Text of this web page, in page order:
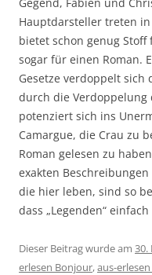
Hauptdarsteller treten
bietet schon genug
sogar für einen Roman.
Gesetze verdoppelt sich
durch die
potenziert sich ins
Camargue, die Crau zu
Roman gelesen zu
exakten
die hier leben, sind so
dass „Legenden“
Dieser Beitrag wurde am 30.
erlesen Bonjour,aus-